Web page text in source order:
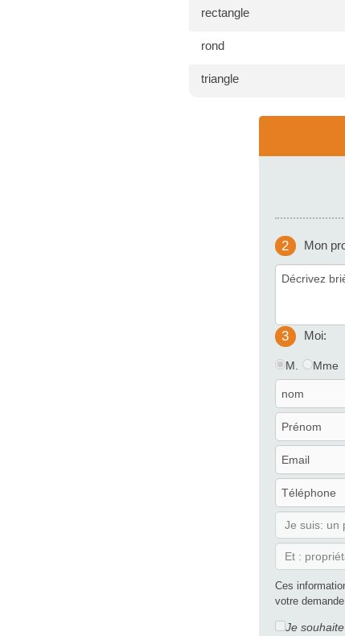
rectangle
rond
triangle
2 Mon
3 Moi:
M. Mme
Ces
votre demande.
Je